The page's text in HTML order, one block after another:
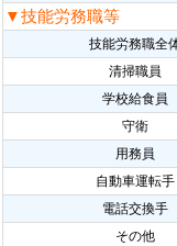
▼技能労務職等
技能労務職全
清掃職員
学校給食員
守衛
用務員
自動車運転手
電話交換手
その他